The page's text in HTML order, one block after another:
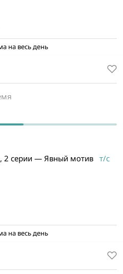
на весь день
2 серии — Явный мотив т/с
на весь день